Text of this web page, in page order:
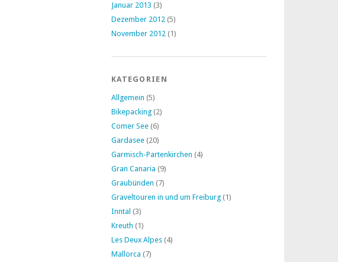
Januar 2013 (3)
Dezember 2012 (5)
November 2012 (1)
KATEGORIEN
Allgemein (5)
Bikepacking (2)
Comer See (6)
Gardasee (20)
Garmisch-Partenkirchen (4)
Gran Canaria (9)
Graubünden (7)
Graveltouren in und um Freiburg (1)
Inntal (3)
Kreuth (1)
Les Deux Alpes (4)
Mallorca (7)